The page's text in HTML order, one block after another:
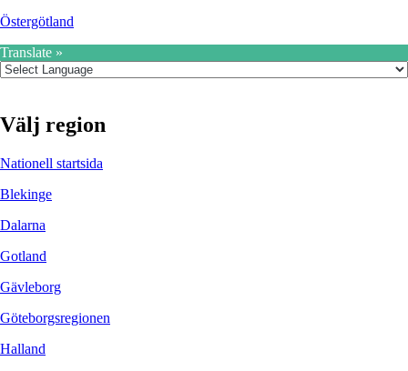
Östergötland
Translate »
Välj region
Nationell startsida
Blekinge
Dalarna
Gotland
Gävleborg
Göteborgsregionen
Halland